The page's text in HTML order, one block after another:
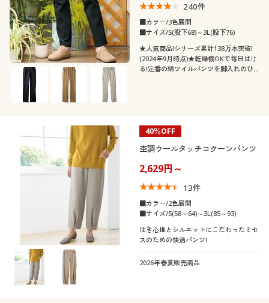
240件
■カラー/3色展開
■サイズ/S(股下68)～3L(股下76)
★人気商品!シリーズ累計138万本突破!
(2024年9月時点)★乾燥機OKで毎日はけ
る!定番の綿ツイルパンツを脚入れのひ
40％OFF
杢調ウールタッチコクーンパンツ
2,629円～
13件
■カラー/2色展開
■サイズ/S(58～64)～3L(85～93)
はき心地とシルエットにこだわったミセ
スのための快適パンツ!
2026年春夏販売商品